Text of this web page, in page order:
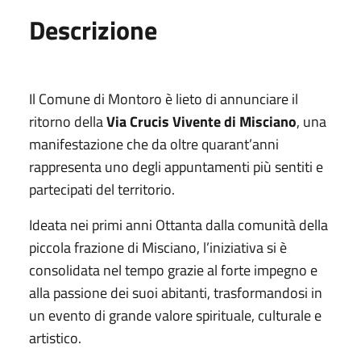
Descrizione
Il Comune di Montoro è lieto di annunciare il
ritorno dellaVia Crucis Vivente di Misciano, una
manifestazione che da oltre quarant’anni
rappresenta uno degli appuntamenti più sentiti e
partecipati del territorio.
Ideata nei primi anni Ottanta dalla comunità della
piccola frazione di Misciano, l’iniziativa si è
consolidata nel tempo grazie al forte impegno e
alla passione dei suoi abitanti, trasformandosi in
un evento di grande valore spirituale, culturale e
artistico.